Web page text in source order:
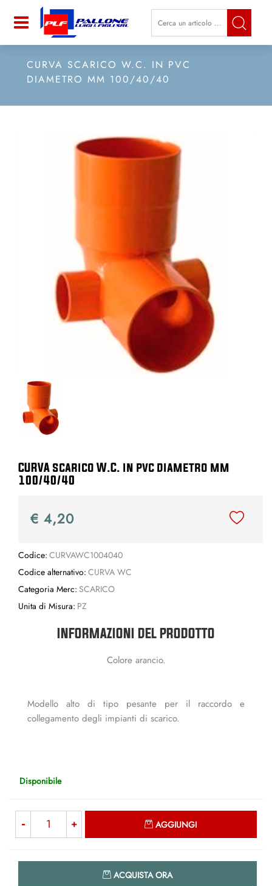
Open La modifica di un filtro
CURVA SCARICO W.C. IN PVC
DIAMETRO MM 100/40/40
CURVA scarico W.C. in pvc diametro mm
100/40/40
€ 4,20
Codice: CURVAWC1004040
Codice alternativo: CURVA WC
Categoria Merc: SCARICO
Unita di Misura: PZ
INFORMAZIONI DEL PRODOTTO
Colore arancio.
Modello alto di tipo pesante per il raccordo e
collegamento degli impianti di scarico.
Disponibile
AGGIUNGI
ACQUISTA ORA